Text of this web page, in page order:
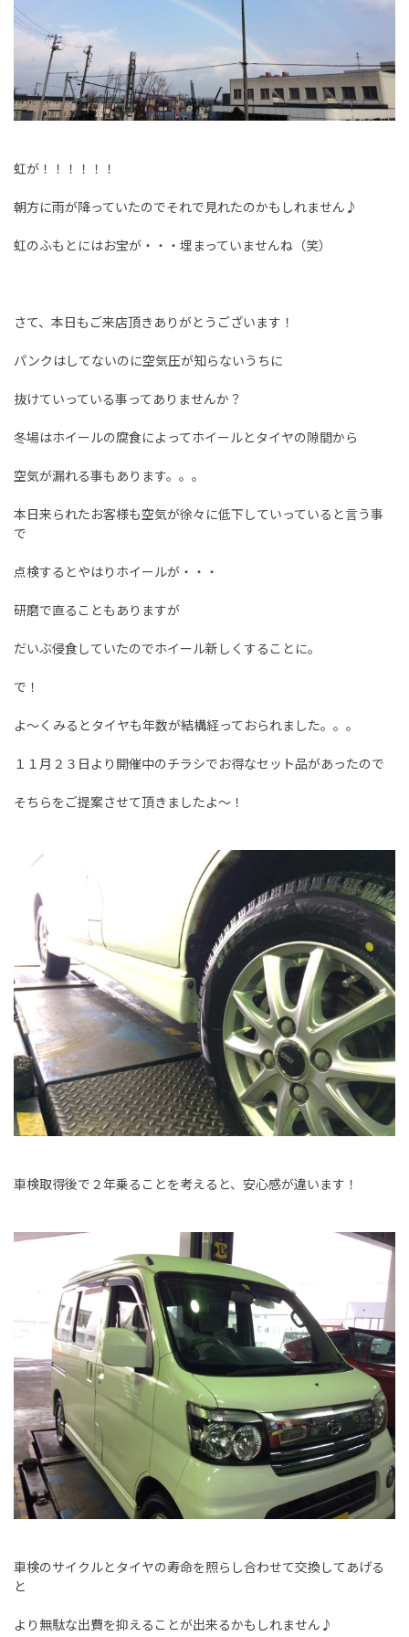
虹が！！！！！！
朝方に雨が降っていたのでそれで見れたのかもしれません♪
虹のふもとにはお宝が・・・埋まっていませんね（笑）
さて、本日もご来店頂きありがとうございます！
パンクはしてないのに空気圧が知らないうちに
抜けていっている事ってありませんか？
冬場はホイールの腐食によってホイールとタイヤの隙間から
空気が漏れる事もあります。。。
本日来られたお客様も空気が徐々に低下していっていると言う事
で
点検するとやはりホイールが・・・
研磨で直ることもありますが
だいぶ侵食していたのでホイール新しくすることに。
で！
よ～くみるとタイヤも年数が結構経っておられました。。。
１１月２３日より開催中のチラシでお得なセット品があったので
そちらをご提案させて頂きましたよ～！
車検取得後で２年乗ることを考えると、安心感が違います！
車検のサイクルとタイヤの寿命を照らし合わせて交換してあげる
と
より無駄な出費を抑えることが出来るかもしれません♪